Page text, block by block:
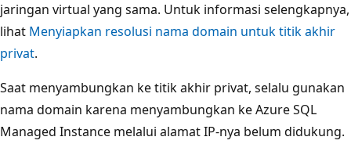
jaringan virtual yang sama. Untuk informasi selengkapnya,
lihat Menyiapkan resolusi nama domain untuk titik akhir
privat.
Saat menyambungkan ke titik akhir privat, selalu gunakan
nama domain karena menyambungkan ke Azure SQL
Managed Instance melalui alamat IP-nya belum didukung.